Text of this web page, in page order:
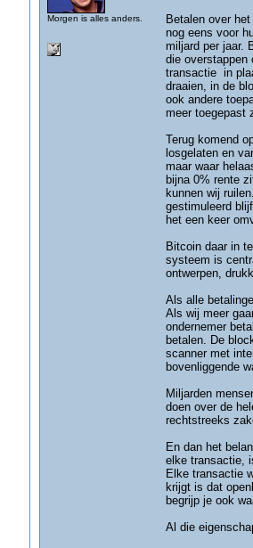
Morgen is alles anders.
Betalen over
nog eens voor
miljard per jaar.
die overstappen
transactie in
draaien, in de
ook andere
meer toegepast
Terug komend
losgelaten en
maar waar
bijna 0% rente
kunnen wij
gestimuleerd
het een keer
Bitcoin daar in
systeem is
ontwerpen,
Als alle
Als wij meer
ondernemer
betalen. De
scanner met
bovenliggende
Miljarden
doen over de
rechtstreeks
En dan het
elke transactie,
Elke transactie
krijgt is dat
begrijp je ook
Al die